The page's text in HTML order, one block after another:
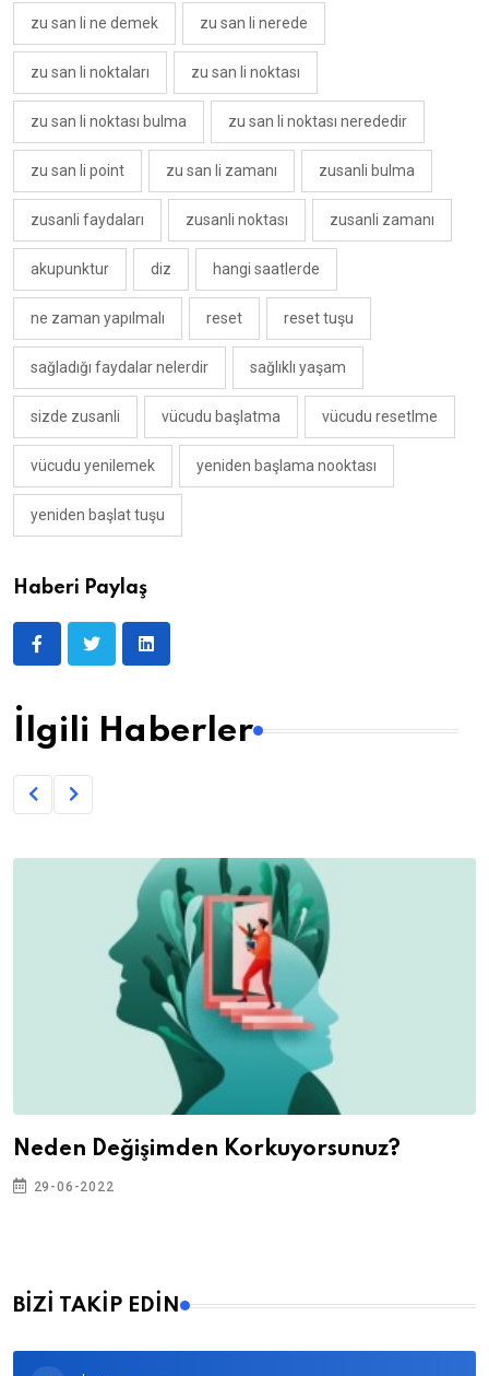
zu san li ne demek zu san li nerede
zu san li noktaları zu san li noktası
zu san li noktası bulma zu san li noktası nerededir
zu san li point zu san li zamanı zusanli bulma
zusanli faydaları zusanli noktası zusanli zamanı
akupunktur diz hangi saatlerde
ne zaman yapılmalı reset reset tuşu
sağladığı faydalar nelerdir sağlıklı yaşam
sizde zusanli vücudu başlatma vücudu resetlme
vücudu yenilemek yeniden başlama nooktası
yeniden başlat tuşu
Haberi Paylaş
İlgili Haberler
Neden Değişimden Korkuyorsunuz?
29-06-2022
BİZİ TAKİP EDİN